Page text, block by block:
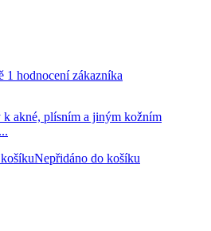
1 hodnocení zákazníka
akné, plísním a jiným kožním
Nepřidáno do košíku